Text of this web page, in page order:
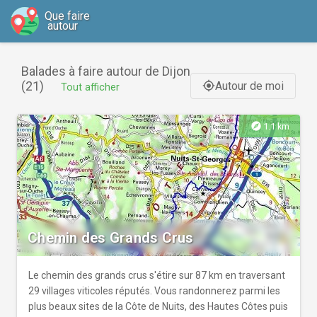
Que faire
autour
Balades à faire autour de Dijon
(21)
Tout afficher gps_fixedAutour de moi
explore 1.1 km
Chemin des Grands Crus
Le chemin des grands crus s'étire sur 87 km en traversant
29 villages viticoles réputés. Vous randonnerez parmi les
plus beaux sites de la Côte de Nuits, des Hautes Côtes puis